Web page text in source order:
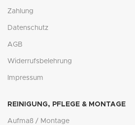
Zahlung
Datenschutz
AGB
Widerrufsbelehrung
Impressum
REINIGUNG, PFLEGE & MONTAGE
Aufmaß / Montage